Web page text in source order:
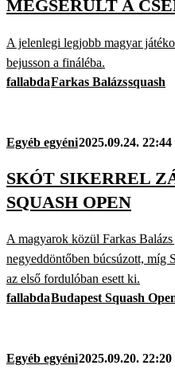
MEGSÉRÜLT A
A jelenlegi legjobb magyar
bejusson a fináléba.
fallabdaFarkas Balázssquash
Egyéb egyéni2025.09.24. 22:44
SKÓT SIKERREL
SQUASH OPEN
A magyarok közül Farkas
negyeddöntőben búcsúzott, míg
az első fordulóban esett ki.
fallabdaBudapest Squash
Egyéb egyéni2025.09.20. 22:20